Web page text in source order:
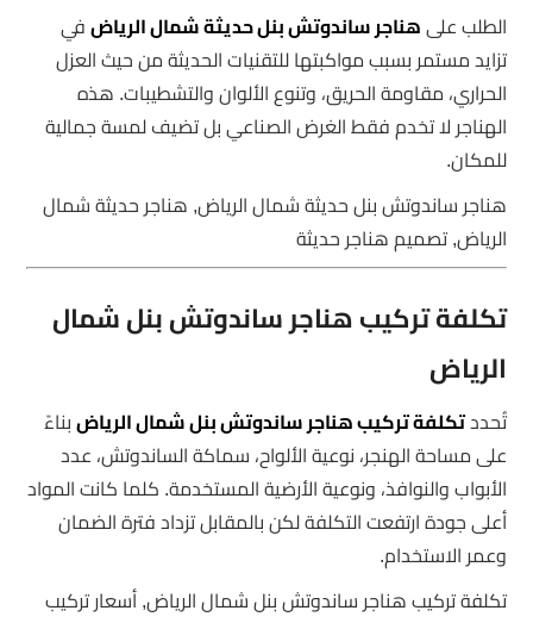
الطلب علىهناجر ساندوتش بنل حديثة شمال الرياضفي
تزايد مستمر بسبب مواكبتها للتقنيات الحديثة من حيث العزل
الحراري، مقاومة الحريق، وتنوع الألوان والتشطيبات. هذه
الهناجر لا تخدم فقط الغرض الصناعي بل تضيف لمسة جمالية
للمكان.
هناجر ساندوتش بنل حديثة شمال الرياض, هناجر حديثة شمال
الرياض, تصميم هناجر حديثة
تكلفة تركيب هناجر ساندوتش بنل شمال
الرياض
تُحددتكلفة تركيب هناجر ساندوتش بنل شمال الرياضبناءً
على مساحة الهنجر، نوعية الألواح، سماكة الساندوتش، عدد
الأبواب والنوافذ، ونوعية الأرضية المستخدمة. كلما كانت المواد
أعلى جودة ارتفعت التكلفة لكن بالمقابل تزداد فترة الضمان
وعمر الاستخدام.
تكلفة تركيب هناجر ساندوتش بنل شمال الرياض, أسعار تركيب